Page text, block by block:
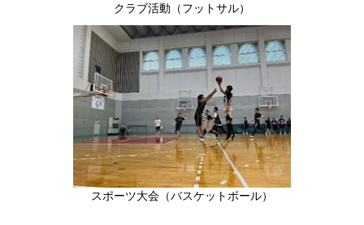
クラブ活動（フットサル）
スポーツ大会（バスケットボール）